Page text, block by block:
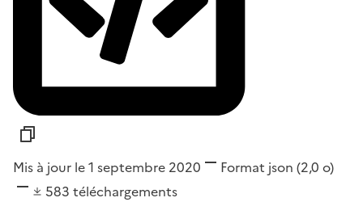
Mis à jour le 1 septembre 2020 Format json (2,0 o)
583 téléchargements